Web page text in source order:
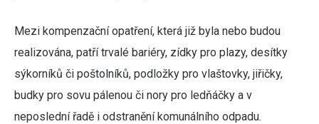
Mezi kompenzační opatření, která již byla nebo budou
realizována, patří trvalé bariéry, zídky pro plazy, desítky
sýkorníků či poštolníků, podložky pro vlaštovky, jiřičky,
budky pro sovu pálenou či nory pro ledňáčky a v
neposlední řadě i odstranění komunálního odpadu.